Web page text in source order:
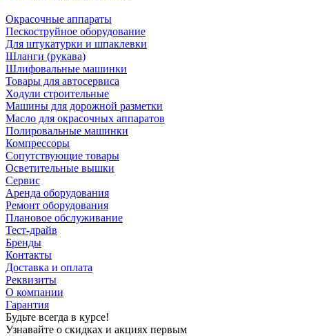
Окрасочные аппараты
Пескоструйное оборудование
Для штукатурки и шпаклевки
Шланги (рукава)
Шлифовальные машинки
Товары для автосервиса
Ходули строительные
Машины для дорожной разметки
Масло для окрасочных аппаратов
Полировальные машинки
Компрессоры
Сопутствующие товары
Осветительные вышки
Сервис
Аренда оборудования
Ремонт оборудования
Плановое обслуживание
Тест-драйв
Бренды
Контакты
Доставка и оплата
Реквизиты
О компании
Гарантия
Будьте всегда в курсе!
Узнавайте о скидках и акциях первым